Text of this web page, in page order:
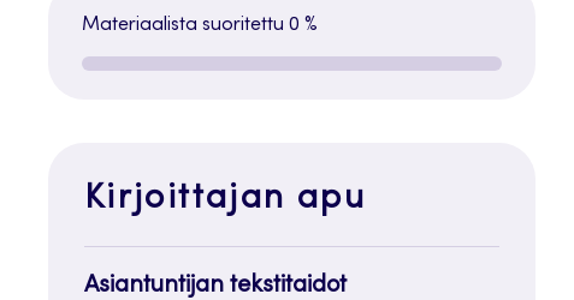
Materiaalista suoritettu 0 %
Kirjoittajan apu
Asiantuntijan tekstitaidot